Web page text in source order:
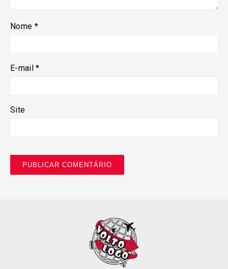
Nome *
E-mail*
Site